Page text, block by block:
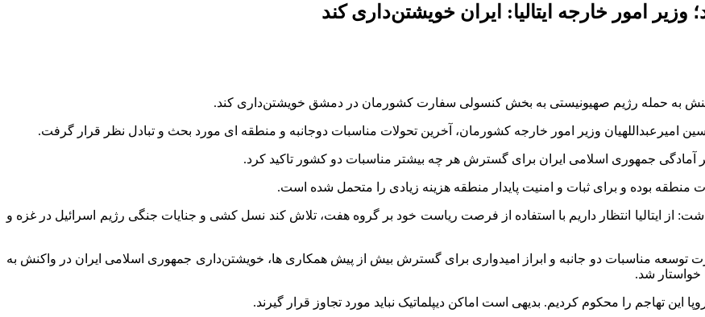
امور خارجه ایتالیا: ایران خویشتن‌داری کند
واکنش به حمله رژیم صهیونیستی به بخش کنسولی سفارت کشورمان در دمشق خویشتن‌داری کند.
حسین امیرعبداللهیان وزیر امور خارجه کشورمان، آخرین تحولات مناسبات دوجانبه و منطقه ای مورد بحث و تبادل نظر قرار گرفت.
بر آمادگی جمهوری اسلامی ایران برای گسترش هر چه بیشتر مناسبات دو کشور تاکید کرد.
بوده و برای ثبات و امنیت پایدار منطقه هزینه زیادی را متحمل شده است.
از ایتالیا انتظار داریم با استفاده از فرصت ریاست خود بر گروه هفت، تلاش کند نسل کشی و جنایات جنگی رژیم اسرائیل در غزه و
ضرورت توسعه مناسبات دو جانبه و ابراز امیدواری برای گسترش بیش از پیش همکاری ها، خویشتن‌داری جمهوری اسلامی ایران در واکنش به
شد.
این تهاجم را محکوم کردیم. بدیهی است اماکن دیپلماتیک نباید مورد تجاوز قرار گیرند.